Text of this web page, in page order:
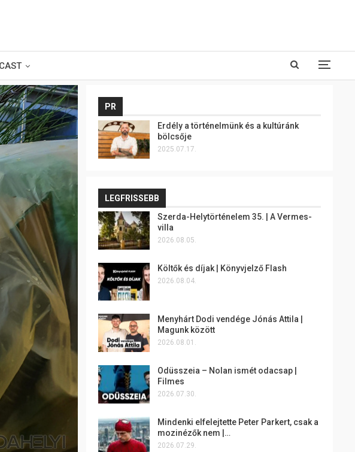
PR
Erdély a történelmünk és a kultúránk
bölcsője
2025.07.17.
LEGFRISSEBB
Szerda-Helytörténelem 35. | A Vermes-
villa
2026.08.05.
Költők és díjak | Könyvjelző Flash
2026.08.04.
Menyhárt Dodi vendége Jónás Attila |
Magunk között
2026.08.01.
Odüsszeia – Nolan ismét odacsap |
Filmes
2026.07.30.
Mindenki elfelejtette Peter Parkert, csak a
mozinézők nem |…
2026.07.29.